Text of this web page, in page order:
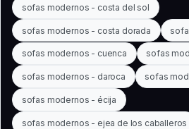
sofas modernos - costa del sol
sofas modernos - costa dorada
sofas modernos - cuenca sofas
sofas modernos - daroca sofas
sofas modernos - écija
sofas modernos - ejea de los caballeros